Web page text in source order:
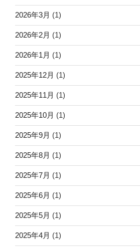
2026年3月 (1)
2026年2月 (1)
2026年1月 (1)
2025年12月 (1)
2025年11月 (1)
2025年10月 (1)
2025年9月 (1)
2025年8月 (1)
2025年7月 (1)
2025年6月 (1)
2025年5月 (1)
2025年4月 (1)